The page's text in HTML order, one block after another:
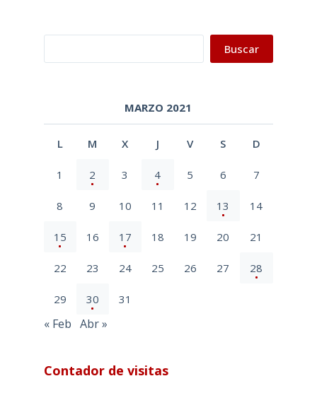
Buscar
MARZO 2021
L M X J V S D
1 2 3 4 5 6 7
8 9 10 11 12 13 14
15 16 17 18 19 20 21
22 23 24 25 26 27 28
29 30 31
« Feb Abr »
Contador de visitas